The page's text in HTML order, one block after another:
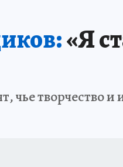
«Я
чье творчество